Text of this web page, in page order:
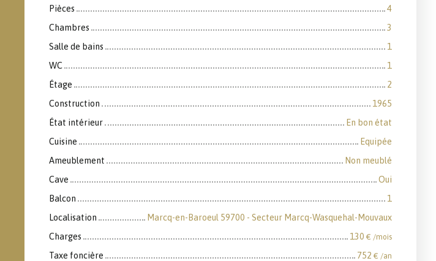
Pièces
4
Chambres
3
Salle de bains
1
WC
1
Étage
2
Construction
1965
État intérieur
En bon état
Cuisine
Equipée
Ameublement
Non meublé
Cave
Oui
Balcon
1
Localisation
Marcq-en-Baroeul 59700 - Secteur Marcq-Wasquehal-Mouvaux
Charges
130 € /mois
Taxe foncière 752 € /an